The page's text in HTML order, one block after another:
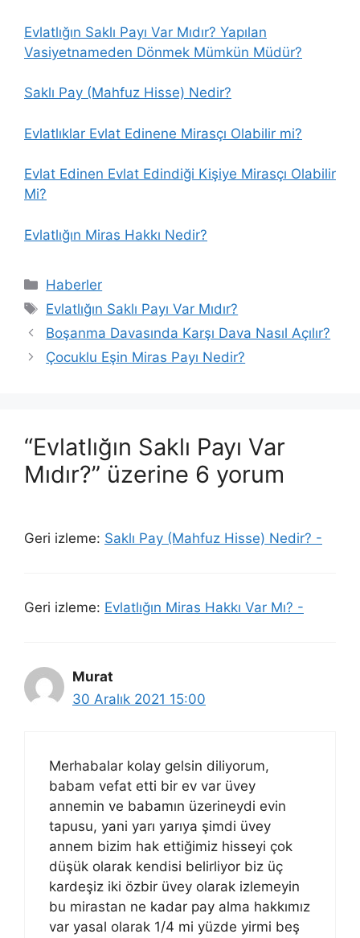
Evlatlığın Saklı Payı Var Mıdır? Yapılan
Vasiyetnameden Dönmek Mümkün Müdür?
Saklı Pay (Mahfuz Hisse) Nedir?
Evlatlıklar Evlat Edinene Mirasçı Olabilir mi?
Evlat Edinen Evlat Edindiği Kişiye Mirasçı Olabilir
Mi?
Evlatlığın Miras Hakkı Nedir?
Kategoriler
Haberler
Etiketler
Evlatlığın Saklı Payı Var Mıdır?
Boşanma Davasında Karşı Dava Nasıl Açılır?
Çocuklu Eşin Miras Payı Nedir?
“Evlatlığın Saklı Payı Var
Mıdır?” üzerine 6 yorum
Geri izleme: Saklı Pay (Mahfuz Hisse) Nedir? -
Geri izleme: Evlatlığın Miras Hakkı Var Mı? -
Murat
30 Aralık 2021 15:00
Merhabalar kolay gelsin diliyorum,
babam vefat etti bir ev var üvey
annemin ve babamın üzerineydi evin
tapusu, yani yarı yarıya şimdi üvey
annem bizim hak ettiğimiz hisseyi çok
düşük olarak kendisi belirliyor biz üç
kardeşiz iki özbir üvey olarak izlemeyin
bu mirastan ne kadar pay alma hakkımız
var yasal olarak 1/4 mi yüzde yirmi beş